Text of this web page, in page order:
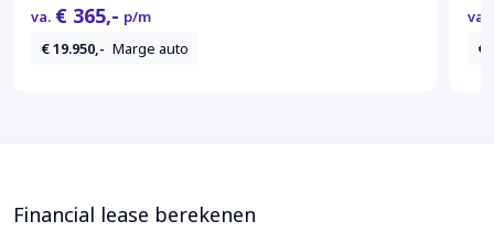
va. € 365,- p/m
€ 19.950,- Marge auto
va.
€
Financial lease berekenen